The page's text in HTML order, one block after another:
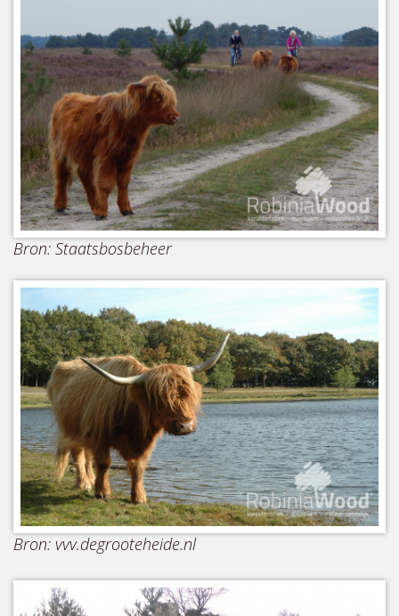
Bron: Staatsbosbeheer
Bron: vvv.degrooteheide.nl